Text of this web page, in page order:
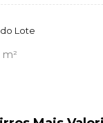
Lote
m²